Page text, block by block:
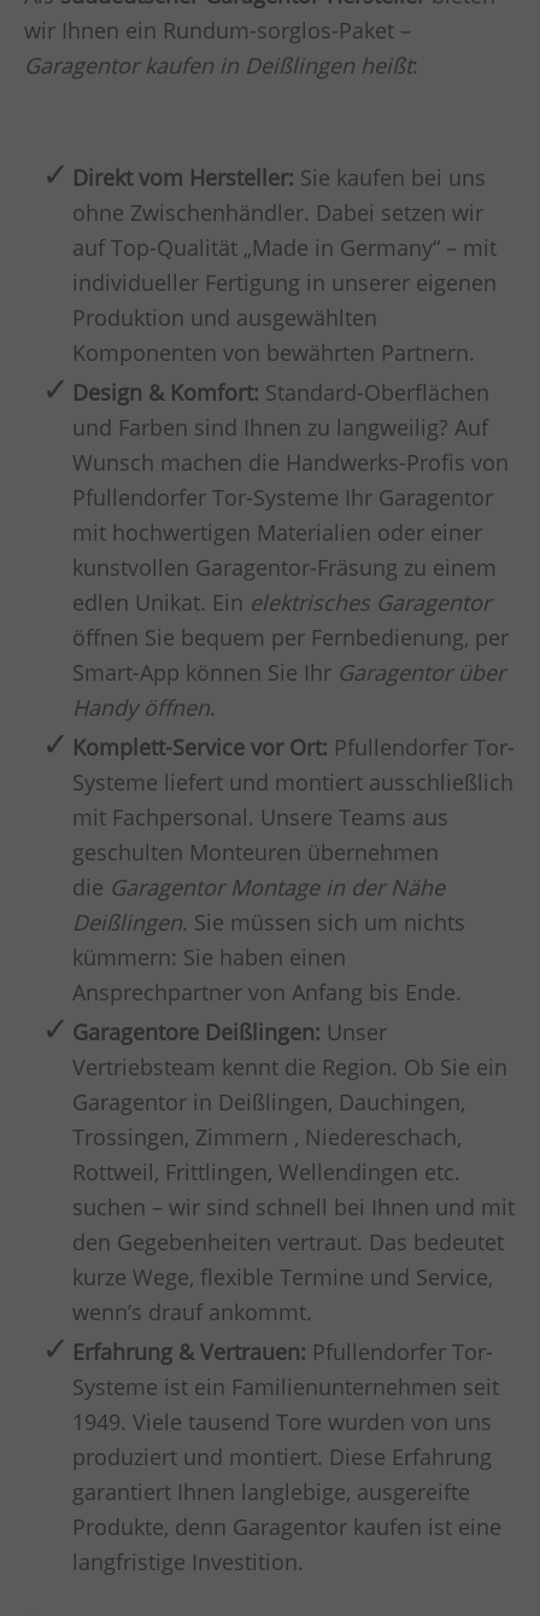
wir Ihnen ein Rundum-sorglos-Paket –
Garagentor kaufen in Deißlingen heißt:
Direkt vom Hersteller: Sie kaufen bei uns
ohne Zwischenhändler. Dabei setzen wir
auf Top-Qualität „Made in Germany“ – mit
individueller Fertigung in unserer eigenen
Produktion und ausgewählten
Komponenten von bewährten Partnern.
Design & Komfort: Standard-Oberflächen
und Farben sind Ihnen zu langweilig? Auf
Wunsch machen die Handwerks-Profis von
Pfullendorfer Tor-Systeme Ihr Garagentor
mit hochwertigen Materialien oder einer
kunstvollen Garagentor-Fräsung zu einem
edlen Unikat. Ein elektrisches Garagentor
öffnen Sie bequem per Fernbedienung, per
Smart-App können Sie Ihr Garagentor über
Handy öffnen.
Komplett-Service vor Ort: Pfullendorfer Tor-
Systeme liefert und montiert ausschließlich
mit Fachpersonal. Unsere Teams aus
geschulten Monteuren übernehmen
die Garagentor Montage in der Nähe
Deißlingen. Sie müssen sich um nichts
kümmern: Sie haben einen
Ansprechpartner von Anfang bis Ende.
Garagentore Deißlingen: Unser
Vertriebsteam kennt die Region. Ob Sie ein
Garagentor in Deißlingen, Dauchingen,
Trossingen, Zimmern , Niedereschach,
Rottweil, Frittlingen, Wellendingen etc.
suchen – wir sind schnell bei Ihnen und mit
den Gegebenheiten vertraut. Das bedeutet
kurze Wege, flexible Termine und Service,
wenn’s drauf ankommt.
Erfahrung & Vertrauen: Pfullendorfer Tor-
Systeme ist ein Familienunternehmen seit
1949. Viele tausend Tore wurden von uns
produziert und montiert. Diese Erfahrung
garantiert Ihnen langlebige, ausgereifte
Produkte, denn Garagentor kaufen ist eine
langfristige Investition.